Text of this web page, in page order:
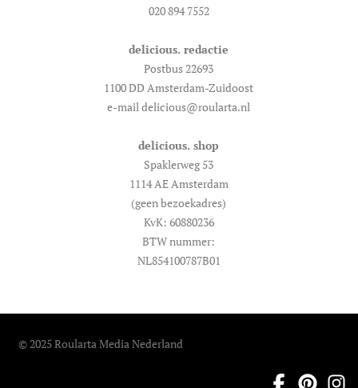
020 894 7552
delicious. redactie
Postbus 22693
1100 DD Amsterdam-Zuidoost
e-mail delicious@roularta.nl
delicious. shop
Spaklerweg 53
1114 AE Amsterdam
(geen bezoekadres)
KvK: 60880236
BTW nummer:
NL854100787B01
© 2025 Roularta Media Nederland